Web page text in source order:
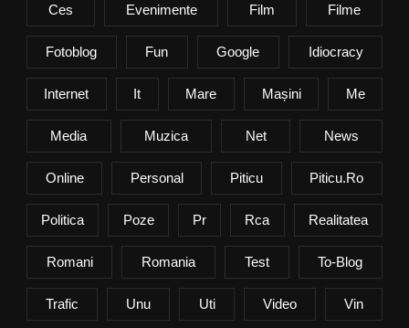
Ces Evenimente Film Filme
Fotoblog Fun Google Idiocracy
Internet It Mare Mașini Me
Media Muzica Net News
Online Personal Piticu Piticu.ro
Politica Poze Pr Rca Realitatea
Romani Romania Test To-Blog
Trafic Unu Uti Video Vin